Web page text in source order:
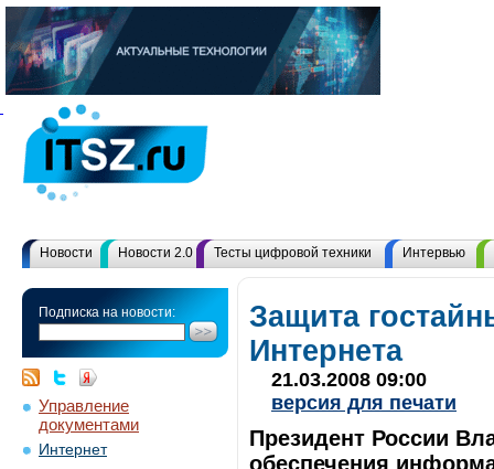
Новости Новости 2.0 Тесты цифровой техники Интервью
Подписка на новости:
Управление
документами
Интернет
Защита
Интернета
21.03.2008 09:00
версия для печати
Президент России
обеспечения